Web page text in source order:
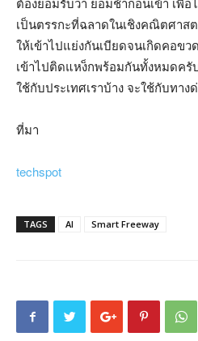
เป็นตรรกะที่ฉลาดในเชิงคณิตศาส
ให้เข้าไปแย่งกันเบียดจนเกิดคอข
เข้าไปติดแหง็กพร้อมกันทั้งหมดครั
ใช้กับประเทศเราบ้าง จะใช้กับท
ที่มา
techspot
TAGS AI Smart Freeway